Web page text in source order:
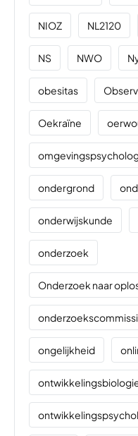
NIOZ NL2120
NS NWO
obesitas
Oekraïne
ondergrond
onderwijskunde
onderzoek
Onderzoek naar
ongelijkheid